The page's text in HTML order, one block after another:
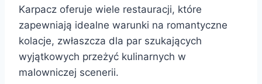
Karpacz oferuje wiele restauracji, które
zapewniają idealne warunki na romantyczne
kolacje, zwłaszcza dla par szukających
wyjątkowych przeżyć kulinarnych w
malowniczej scenerii.